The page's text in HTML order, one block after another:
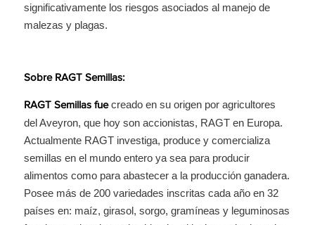
significativamente los riesgos asociados al manejo de
malezas y plagas.
Sobre RAGT Semillas:
RAGT Semillas fue creado en su origen por agricultores
del Aveyron, que hoy son accionistas, RAGT en Europa.
Actualmente RAGT investiga, produce y comercializa
semillas en el mundo entero ya sea para producir
alimentos como para abastecer a la producción ganadera.
Posee más de 200 variedades inscritas cada año en 32
países en: maíz, girasol, sorgo, gramíneas y leguminosas